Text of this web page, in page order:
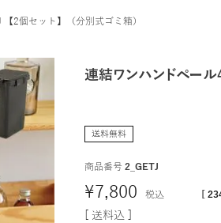
2個セット】（分別式ゴミ箱）
連結ワンハンドペール
送料無料
商品番号 2_GETJ
¥7,800 税込
送料込